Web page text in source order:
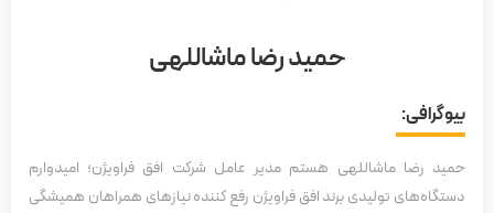
حمید رضا ماشاللهی
بیوگرافی:
حمید رضا ماشاللهی هستم مدیر عامل شرکت افق فراویژن؛ امیدوارم
دستگاه‌های تولیدی برند افق فراویژن رفع کننده نیازهای همراهان همیشگی